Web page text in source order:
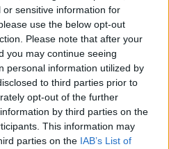
sensitive information for
use the below opt-out
Please note that after your
you may continue seeing
personal information utilized by
to third parties prior to
opt-out of the further
by third parties on the
This information may
parties on the IAB’s List of
00:03:41
nepražiopsoti festivalio
paruošimo būdą
įrašai